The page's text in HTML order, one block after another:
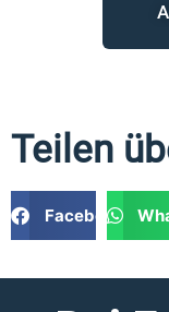
Teilen
Facebook